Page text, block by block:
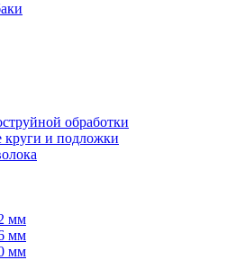
обработки
круги и подложки
мм
мм
мм